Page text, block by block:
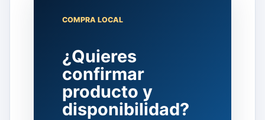
COMPRA LOCAL
¿Quieres
confirmar
producto y
disponibilidad?